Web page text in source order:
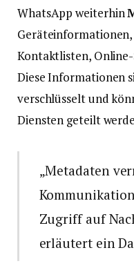
WhatsApp weiterhin
Kontaktlisten,
Diese Informationen
verschlüsselt und
Diensten geteilt
„Metadaten
Zugriff auf
erläutert ein